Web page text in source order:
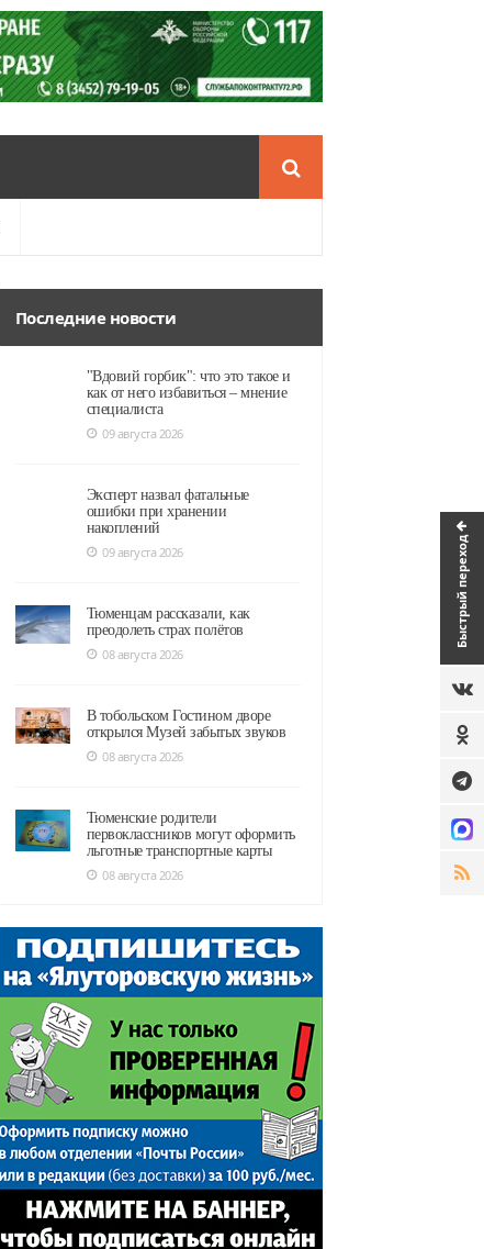
Быстрый переход
Последние новости
"Вдовий горбик": что это такое и
как от него избавиться – мнение
специалиста
09 августа 2026
Эксперт назвал фатальные
ошибки при хранении
накоплений
09 августа 2026
Тюменцам рассказали, как
преодолеть страх полётов
08 августа 2026
В тобольском Гостином дворе
открылся Музей забытых звуков
08 августа 2026
Тюменские родители
первоклассников могут оформить
льготные транспортные карты
08 августа 2026